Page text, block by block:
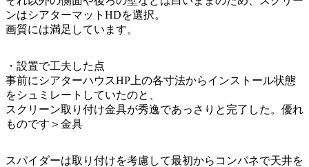
ンはシアターマットHDを選択。
画質には満足しています。
・設置で工夫した点
事前にシアターハウスHP上の各寸法からインストール状態
をシュミレートしていたのと、
スクリーン取り付け金具が秀逸であっさりと完了した。優れ
ものです＞金具
スパイダーは取り付けを考慮して最初からコンパネで天井を